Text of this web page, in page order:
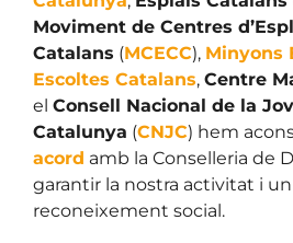
Moviment de Centres
Catalans (MCECC), Minyons
Escoltes Catalans, Centre
el Consell Nacional de la
Catalunya (CNJC) hem
acord amb la Conselleria de
garantir la nostra activitat i
reconeixement social.